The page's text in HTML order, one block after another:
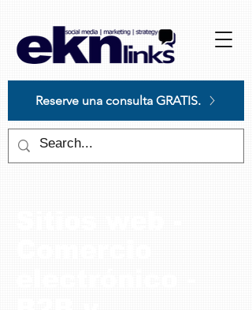
website
includes
accessibility
Reserve una consulta GRATIS.